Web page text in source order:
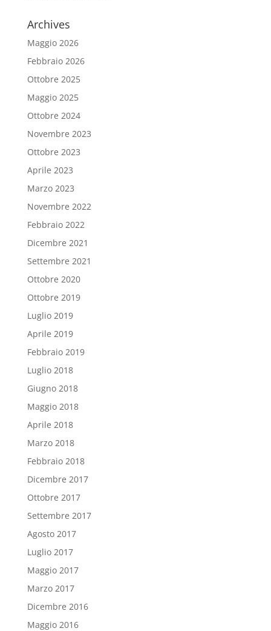
Archives
Maggio 2026
Febbraio 2026
Ottobre 2025
Maggio 2025
Ottobre 2024
Novembre 2023
Ottobre 2023
Aprile 2023
Marzo 2023
Novembre 2022
Febbraio 2022
Dicembre 2021
Settembre 2021
Ottobre 2020
Ottobre 2019
Luglio 2019
Aprile 2019
Febbraio 2019
Luglio 2018
Giugno 2018
Maggio 2018
Aprile 2018
Marzo 2018
Febbraio 2018
Dicembre 2017
Ottobre 2017
Settembre 2017
Agosto 2017
Luglio 2017
Maggio 2017
Marzo 2017
Dicembre 2016
Maggio 2016